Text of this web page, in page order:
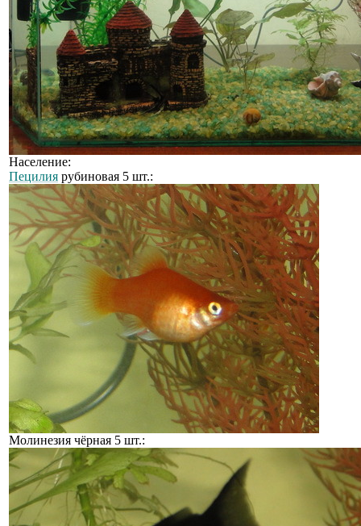
Население:
Пецилия рубиновая 5 шт.:
Молинезия чёрная 5 шт.: